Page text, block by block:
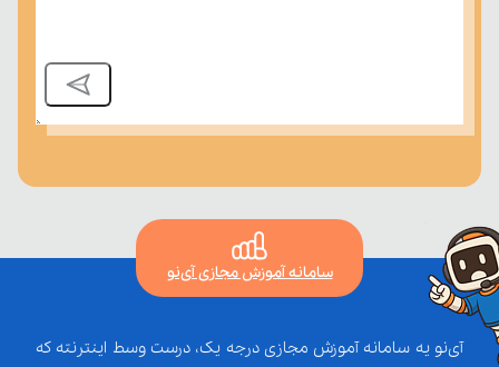
سامانه آموزش مجازی آی‌نو
آی‌نو یه سامانه آموزش مجازی درجه یک، درست وسط اینترنته که